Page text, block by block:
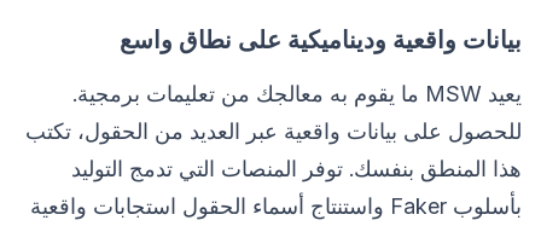
بيانات واقعية وديناميكية على نطاق واسع
يعيد MSW ما يقوم به معالجك من تعليمات برمجية.
للحصول على بيانات واقعية عبر العديد من الحقول، تكتب
هذا المنطق بنفسك. توفر المنصات التي تدمج التوليد
بأسلوب Faker واستنتاج أسماء الحقول استجابات واقعية